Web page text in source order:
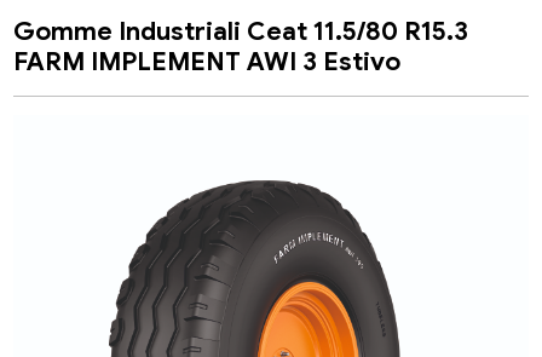
Gomme Industriali Ceat 11.5/80 R15.3
FARM IMPLEMENT AWI 3 Estivo